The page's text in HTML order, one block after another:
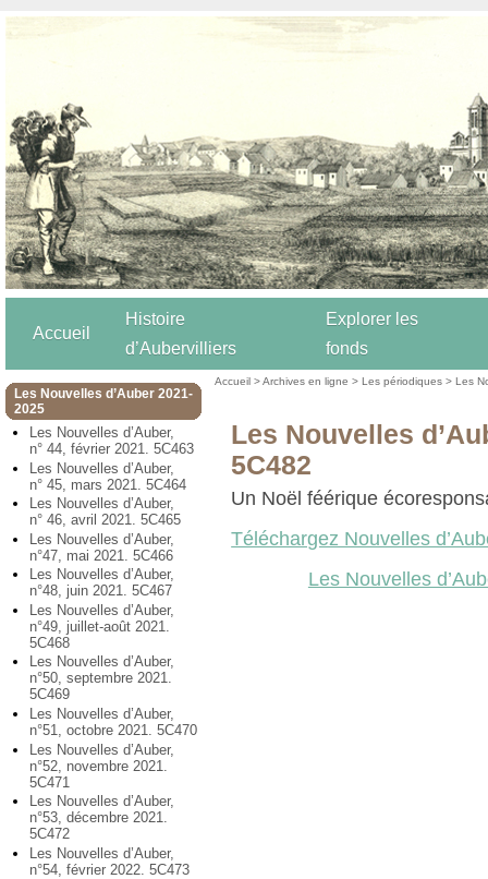
Accueil
Histoire
d’Aubervilliers
Explorer les
fonds
Les Nouvelles d’Auber 2021-
2025
Les Nouvelles d’Auber,
n° 44, février 2021. 5C463
Les Nouvelles d’Auber,
n° 45, mars 2021. 5C464
Les Nouvelles d’Auber,
n° 46, avril 2021. 5C465
Les Nouvelles d’Auber,
n°47, mai 2021. 5C466
Les Nouvelles d’Auber,
n°48, juin 2021. 5C467
Les Nouvelles d’Auber,
n°49, juillet-août 2021.
5C468
Les Nouvelles d’Auber,
n°50, septembre 2021.
5C469
Les Nouvelles d’Auber,
n°51, octobre 2021. 5C470
Les Nouvelles d’Auber,
n°52, novembre 2021.
5C471
Les Nouvelles d’Auber,
n°53, décembre 2021.
5C472
Les Nouvelles d’Auber,
n°54, février 2022. 5C473
Accueil >Archives en ligne >Les périodiques >Les
Les Nouvelles
5C482
Un Noël féérique
Téléchargez Nouvelles
Les Nouvelles